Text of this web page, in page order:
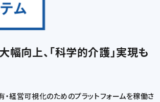
幅向上、「科学的介護」実現も
経営可視化のためのプラットフォームを稼働さ